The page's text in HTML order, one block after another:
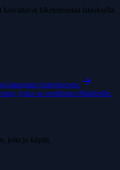
kasvattavat liiketoimintaa latauksella.
latausdata Salesforceen.
jotka on sertifioitu eMablerille.
joita jo käytät.